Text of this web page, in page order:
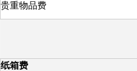
贵重物品费
纸箱费